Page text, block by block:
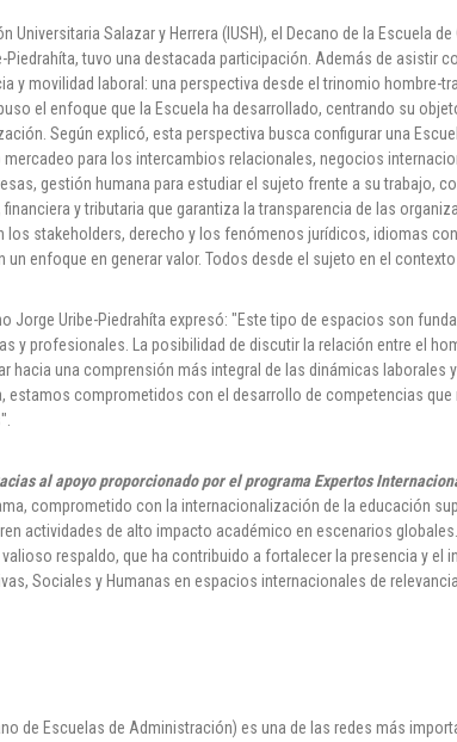
Universitaria Salazar y Herrera (IUSH), el Decano de la Escuela
Piedrahíta, tuvo una destacada participación. Además de asistir
y movilidad laboral: una perspectiva desde el trinomio hombre-
el enfoque que la Escuela ha desarrollado, centrando su
Según explicó, esta perspectiva busca configurar una
para los intercambios relacionales, negocios
gestión humana para estudiar el sujeto frente a su trabajo,
y tributaria que garantiza la transparencia de las
los stakeholders, derecho y los fenómenos jurídicos, idiomas
enfoque en generar valor. Todos desde el sujeto en el
Jorge Uribe-Piedrahíta expresó: "Este tipo de espacios son
y profesionales. La posibilidad de discutir la relación entre el
hacia una comprensión más integral de las dinámicas laborales
estamos comprometidos con el desarrollo de competencias que
al apoyo proporcionado por el programa Expertos
comprometido con la internacionalización de la educación
actividades de alto impacto académico en escenarios
valioso respaldo, que ha contribuido a fortalecer la presencia y el
Sociales y Humanas en espacios internacionales de
de Escuelas de Administración) es una de las redes más